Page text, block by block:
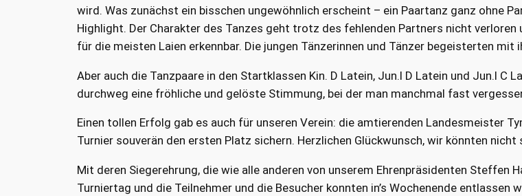
wird. Was zunächst ein bisschen ungewöhnlich erscheint – ein Paartanz ganz ohne
Highlight. Der Charakter des Tanzes geht trotz des fehlenden Partners nicht verloren
für die meisten Laien erkennbar. Die jungen Tänzerinnen und Tänzer begeisterten mit
Aber auch die Tanzpaare in den Startklassen Kin. D Latein, Jun.I D Latein und Jun.I
durchweg eine fröhliche und gelöste Stimmung, bei der man manchmal fast
Einen tollen Erfolg gab es auch für unseren Verein: die amtierenden Landesmeister
Turnier souverän den ersten Platz sichern. Herzlichen Glückwunsch, wir könnten
Mit deren Siegerehrung, die wie alle anderen von unserem Ehrenpräsidenten
Turniertag und die Teilnehmer und die Besucher konnten in’s Wochenende entlassen